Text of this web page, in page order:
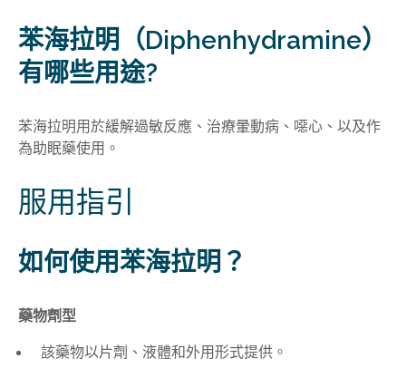
苯海拉明（Diphenhydramine）
有哪些用途?
苯海拉明用於緩解過敏反應、治療暈動病、噁心、以及作
為助眠藥使用。
服用指引
如何使用苯海拉明？
藥物劑型
該藥物以片劑、液體和外用形式提供。